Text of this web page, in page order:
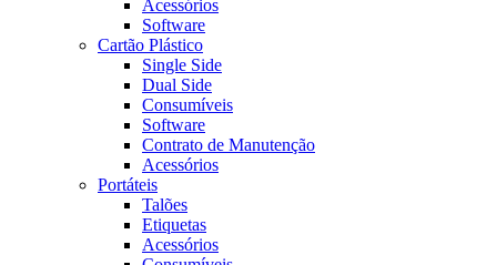
Acessórios
Software
Cartão Plástico
Single Side
Dual Side
Consumíveis
Software
Contrato de Manutenção
Acessórios
Portáteis
Talões
Etiquetas
Acessórios